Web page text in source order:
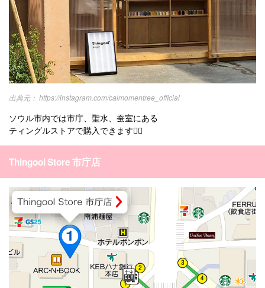
https://instagram.com/calmomentree_official
ソウル市内では市庁、聖水、蚕室にある
ティングルストアで購入できます🙆‍♀️
Thingool Store 市庁店